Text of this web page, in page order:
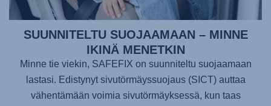
SUUNNITELTU SUOJAAMAAN – MINNE
IKINÄ MENETKIN
Minne tie viekin, SAFEFIX on suunniteltu suojaamaan
lastasi. Edistynyt sivutörmäyssuojaus (SICT) auttaa
vähentämään voimia sivutörmäyksessä, kun taas